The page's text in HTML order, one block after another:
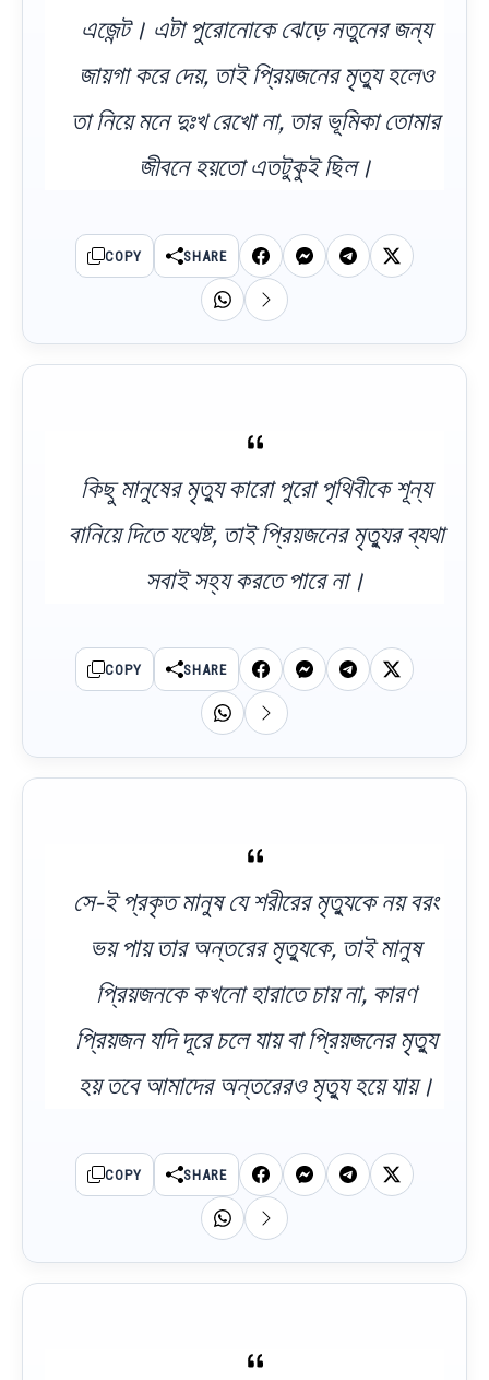
এজেন্ট। এটা পুরোনোকে ঝেড়ে নতুনের জন্য
জায়গা করে দেয়, তাই প্রিয়জনের মৃত্যু হলেও
তা নিয়ে মনে দুঃখ রেখো না, তার ভূমিকা তোমার
জীবনে হয়তো এতটুকুই ছিল।
COPY SHARE
কিছু মানুষের মৃত্যু কারো পুরো পৃথিবীকে শূন্য
বানিয়ে দিতে যথেষ্ট, তাই প্রিয়জনের মৃত্যুর ব্যথা
সবাই সহ্য করতে পারে না।
COPY SHARE
সে-ই প্রকৃত মানুষ যে শরীরের মৃত্যুকে নয় বরং
ভয় পায় তার অন্তরের মৃত্যুকে, তাই মানুষ
প্রিয়জনকে কখনো হারাতে চায় না, কারণ
প্রিয়জন যদি দূরে চলে যায় বা প্রিয়জনের মৃত্যু
হয় তবে আমাদের অন্তরেরও মৃত্যু হয়ে যায়।
COPY SHARE